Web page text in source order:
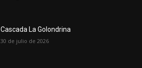
Cascada La Golondrina
30 de julio de 2026